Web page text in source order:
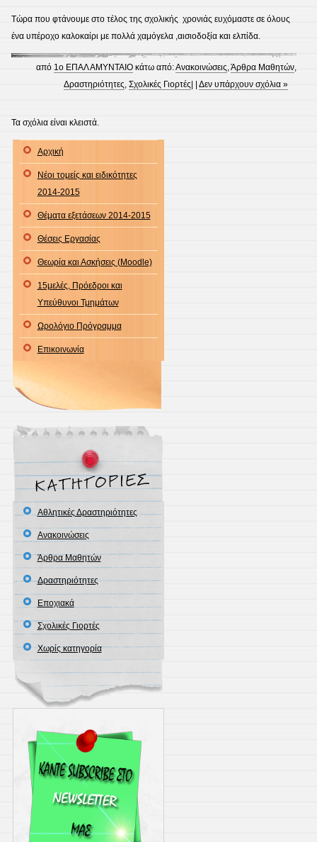
Τώρα που φτάνουμε στο τέλος της σχολικής χρονιάς ευχόμαστε σε όλους
ένα υπέροχο καλοκαίρι με πολλά χαμόγελα ,αισιοδοξία και ελπίδα.
από 1ο ΕΠΑΛ ΑΜΥΝΤΑΙΟ κάτω από:Ανακοινώσεις,Άρθρα Μαθητών,
Δραστηριότητες,Σχολικές Γιορτές| |Δεν υπάρχουν σχόλια »
Τα σχόλια είναι κλειστά.
Αρχική
Νέοι τομείς και ειδικότητες
2014-2015
Θέματα εξετάσεων 2014-2015
Θέσεις Εργασίας
Θεωρία και Ασκήσεις (Moodle)
15μελές, Πρόεδροι και
Υπεύθυνοι Τμημάτων
Ωρολόγιο Πρόγραμμα
Επικοινωνία
Αθλητικές Δραστηριότητες
Ανακοινώσεις
Άρθρα Μαθητών
Δραστηριότητες
Εποχιακά
Σχολικές Γιορτές
Χωρίς κατηγορία